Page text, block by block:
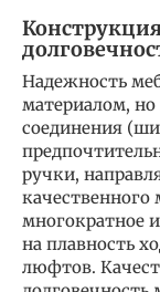
Надежность
материалом,
соединения
ручки,
качественного
многократное
на плавность
люфтов.